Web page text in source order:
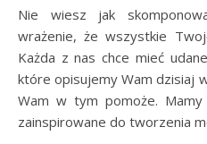
Nie wiesz jak skomponować letnie stylizacje? Masz
wrażenie, że wszystkie
Każda z nas chce mieć
które opisujemy Wam dzisiaj
Wam w tym pomoże.
zainspirowane do tworzenia